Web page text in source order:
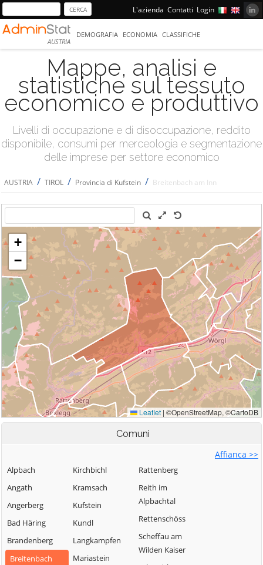
L'azienda Contatti Login
AUSTRIA
DEMOGRAFIA ECONOMIA CLASSIFICHE
Mappe, analisi e
statistiche sul tessuto
economico e produttivo
Livelli di occupazione e di disoccupazione, reddito
disponibile, consumi per merceologia e segmentazione
delle imprese per settore economico
AUSTRIA / TIROL / Provincia di Kufstein / Breitenbach am Inn
Comuni
Affianca >>
Alpbach
Angath
Angerberg
Bad Häring
Brandenberg
Breitenbach
Kirchbichl
Kramsach
Kufstein
Kundl
Langkampfen
Mariastein
Rattenberg
Reith im
Alpbachtal
Rettenschöss
Scheffau am
Wilden Kaiser